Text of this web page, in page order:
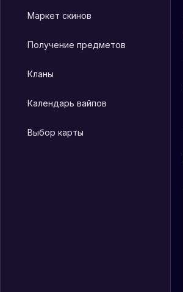
Маркет скинов
Получение предметов
Кланы
Календарь вайпов
Выбор карты